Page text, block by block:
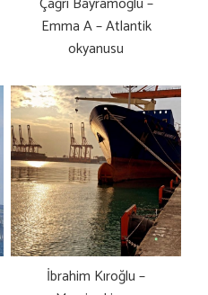
Emma A – Atlantik
okyanusu
İbrahim Kıroğlu –